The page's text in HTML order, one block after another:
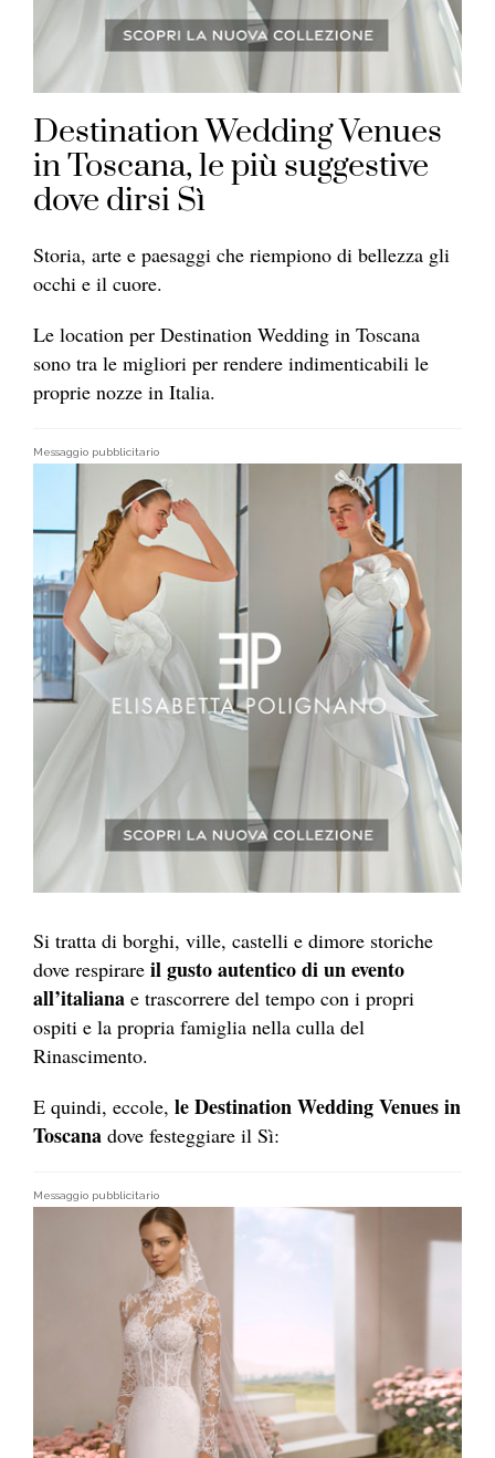
Destination Wedding Venues
in Toscana, le più suggestive
dove dirsi Sì
Storia, arte e paesaggi che riempiono di bellezza gli
occhi e il cuore.
Le location per Destination Wedding in Toscana
sono tra le migliori per rendere indimenticabili le
proprie nozze in Italia.
Messaggio pubblicitario
Si tratta di borghi, ville, castelli e dimore storiche
dove respirare il gusto autentico di un evento
all’italiana e trascorrere del tempo con i propri
ospiti e la propria famiglia nella culla del
Rinascimento.
E quindi, eccole, le Destination Wedding Venues in
Toscana dove festeggiare il Sì:
Messaggio pubblicitario